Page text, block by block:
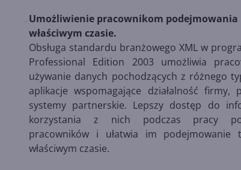
Umożliwienie pracownikom
właściwym czasie.
Obsługa standardu branżowego XML w
Professional Edition 2003 umożliwia
używanie danych pochodzących z różnego
aplikacje wspomagające działalność
systemy partnerskie. Lepszy dostęp do
korzystania z nich podczas pracy
pracowników i ułatwia im podejmowanie
właściwym czasie.